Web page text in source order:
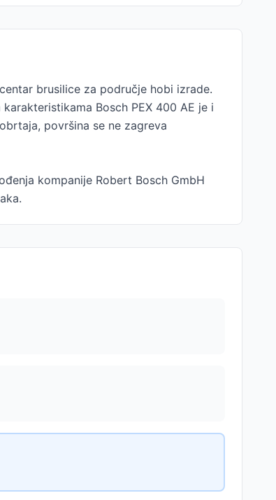
brusilice za područje hobi izrade.
Bosch PEX 400 AE je i
površina se ne zagreva
kompanije Robert Bosch GmbH